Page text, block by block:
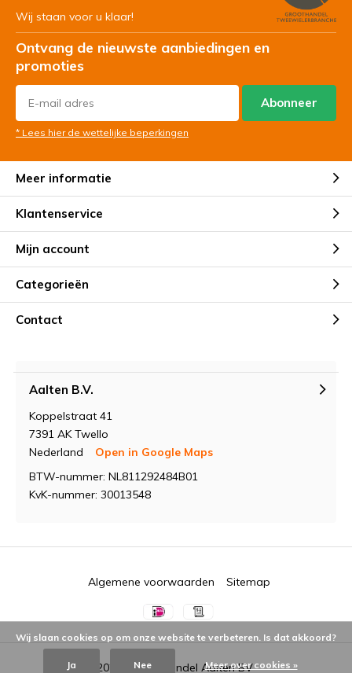
Wij staan voor u klaar!
Ontvang de nieuwste aanbiedingen en
promoties
Abonneer
* Lees hier de wettelijke beperkingen
Meer informatie
Klantenservice
Mijn account
Categorieën
Contact
Aalten B.V.
Koppelstraat 41
7391 AK Twello
Nederland
Open in Google Maps
BTW-nummer: NL811292484B01
KvK-nummer: 30013548
© 2026 - Groothandel Aalten BV
Algemene voorwaarden Sitemap
Wij slaan cookies op om onze website te verbeteren. Is dat akkoord?
Ja Nee Meer over cookies »